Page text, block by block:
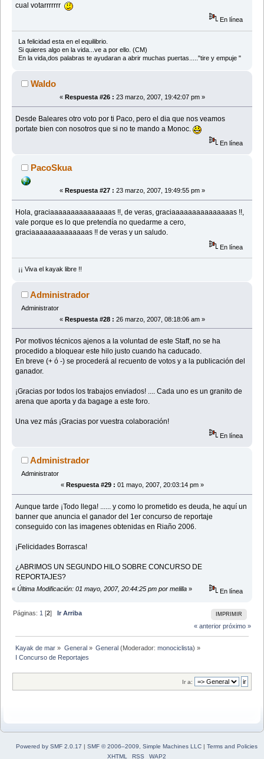
cual votarrrrrrr
En línea
La felicidad esta en el equilibrio.
Si quieres algo en la vida...ve a por ello. (CM)
En la vida,dos palabras te ayudaran a abrir muchas puertas....."tire y empuje "
Waldo
« Respuesta #26 : 23 marzo, 2007, 19:42:07 pm »
Desde Baleares otro voto por ti Paco, pero el dia que nos veamos
portate bien con nosotros que si no te mando a Monoc.
En línea
PacoSkua
« Respuesta #27 : 23 marzo, 2007, 19:49:55 pm »
Hola, graciaaaaaaaaaaaaaaas !!, de veras, graciaaaaaaaaaaaaaaas !!,
vale porque es lo que pretendía no quedarme a cero,
graciaaaaaaaaaaaaaas !! de veras y un saludo.
En línea
¡¡ Viva el kayak libre !!
Administrador
Administrator
« Respuesta #28 : 26 marzo, 2007, 08:18:06 am »
Por motivos técnicos ajenos a la voluntad de este Staff, no se ha
procedido a bloquear este hilo justo cuando ha caducado.
En breve (+ ó -) se procederá al recuento de votos y a la publicación del
ganador.
¡Gracias por todos los trabajos enviados! .... Cada uno es un granito de
arena que aporta y da bagage a este foro.
Una vez más ¡Gracias por vuestra colaboración!
En línea
Administrador
Administrator
« Respuesta #29 : 01 mayo, 2007, 20:03:14 pm »
Aunque tarde ¡Todo llega! ...... y como lo prometido es deuda, he aquí un
banner que anuncia el ganador del 1er concurso de reportaje
conseguido con las imagenes obtenidas en Riaño 2006.
¡Felicidades Borrasca!
¿ABRIMOS UN SEGUNDO HILO SOBRE CONCURSO DE
REPORTAJES?
« Última Modificación: 01 mayo, 2007, 20:44:25 pm por melilla » En línea
IMPRIMIR
Páginas: 1 [2]
Ir Arriba
« anterior próximo »
Kayak de mar » General » General (Moderador: monociclista) »
I Concurso de Reportajes
Ir a:
Powered by SMF 2.0.17 SMF © 2006–2009, Simple Machines LLC| Terms and Policies
XHTML
RSS WAP2